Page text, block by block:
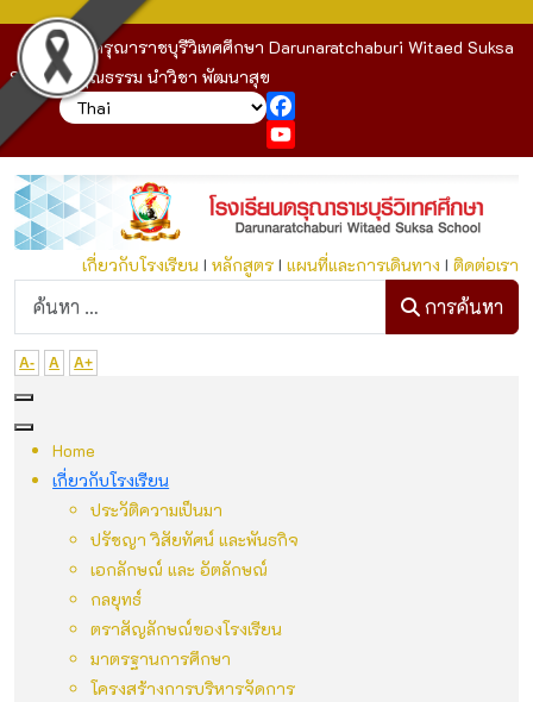
โรงเรียนดรุณาราชบุรีวิเทศศึกษา Darunaratchaburi Witaed Suksa
School : คุณธรรม นำวิชา พัฒนาสุข
YouTube
เกี่ยวกับโรงเรียนI หลักสูตรI แผนที่และการเดินทาง I ติดต่อเรา
ก
การค้นหา
A- A A+
Home
เกี่ยวกับโรงเรียน
ประวัติความเป็นมา
ปรัชญา วิสัยทัศน์ และพันธกิจ
เอกลักษณ์ และ อัตลักษณ์
กลยุทธ์
ตราสัญลักษณ์ของโรงเรียน
มาตรฐานการศึกษา
โครงสร้างการบริหารจัดการ